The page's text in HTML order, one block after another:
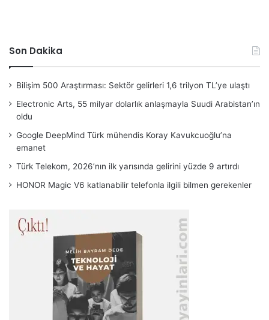
Son Dakika
Bilişim 500 Araştırması: Sektör gelirleri 1,6 trilyon TL’ye ulaştı
Electronic Arts, 55 milyar dolarlık anlaşmayla Suudi Arabistan’ın
oldu
Google DeepMind Türk mühendis Koray Kavukcuoğlu’na
emanet
Türk Telekom, 2026’nın ilk yarısında gelirini yüzde 9 artırdı
HONOR Magic V6 katlanabilir telefonla ilgili bilmen gerekenler